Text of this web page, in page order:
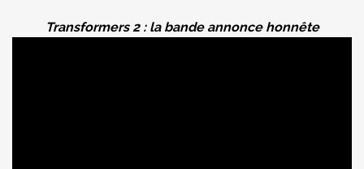
Transformers 2 : la bande annonce honnête